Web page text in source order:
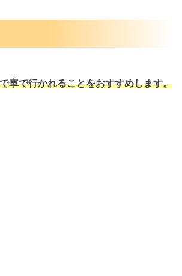
車で行かれることをおすすめします。